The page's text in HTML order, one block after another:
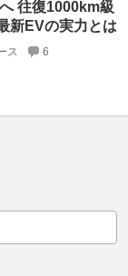
往復1000km級
新EVの実力とは
ス 6